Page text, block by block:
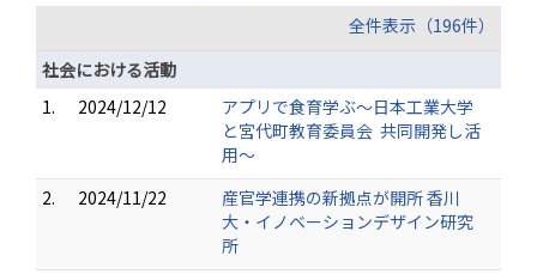
全件表示（196件）
社会における活動
1.
2024/12/12
アプリで食育学ぶ～日本工業大学
と宮代町教育委員会 共同開発し活
用～
2.
2024/11/22
産官学連携の新拠点が開所 香川
大・イノベーションデザイン研究
所